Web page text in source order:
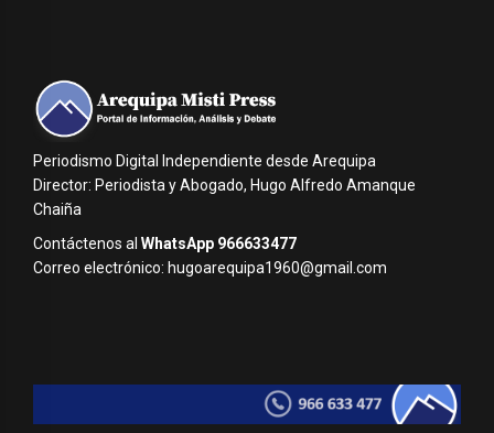
Periodismo Digital Independiente desde Arequipa
Director: Periodista y Abogado, Hugo Alfredo Amanque
Chaiña
Contáctenos al WhatsApp 966633477
Correo electrónico: hugoarequipa1960@gmail.com